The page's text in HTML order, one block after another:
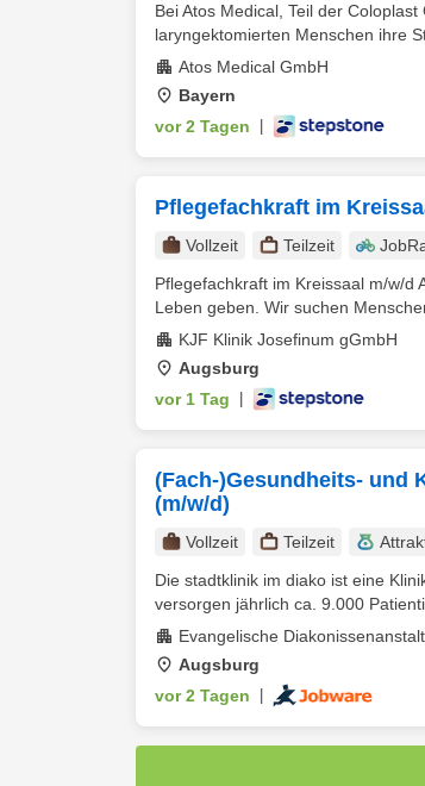
Bei Atos Medical, Teil der
laryngektomierten Menschen ihre
Atos Medical GmbH
Bayern
vor 2 Tagen
Pflegefachkraft im
Vollzeit Teilzeit
Pflegefachkraft im Kreissaal m/w/d
Leben geben. Wir suchen
KJF Klinik Josefinum gGmbH
Augsburg
vor 1 Tag
(Fach-)Gesundheits- und
(m/w/d)
Vollzeit Teilzeit
Die stadtklinik im diako ist eine
versorgen jährlich ca. 9.000
Evangelische
Augsburg
vor 2 Tagen